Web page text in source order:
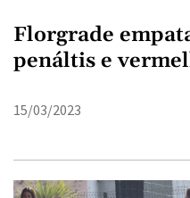
Florgrade
penáltis e
15/03/2023